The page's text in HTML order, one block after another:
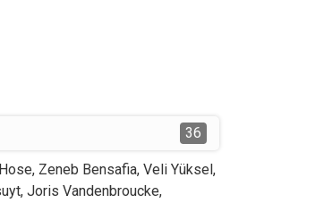
36
, Zeneb Bensafia, Veli Yüksel,
, Joris Vandenbroucke,